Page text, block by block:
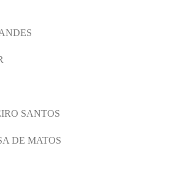
SANTOS
DE MATOS